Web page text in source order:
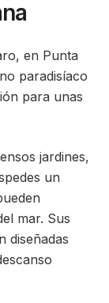
en Punta
paradisíaco
para unas
jardines,
un
mar. Sus
diseñadas